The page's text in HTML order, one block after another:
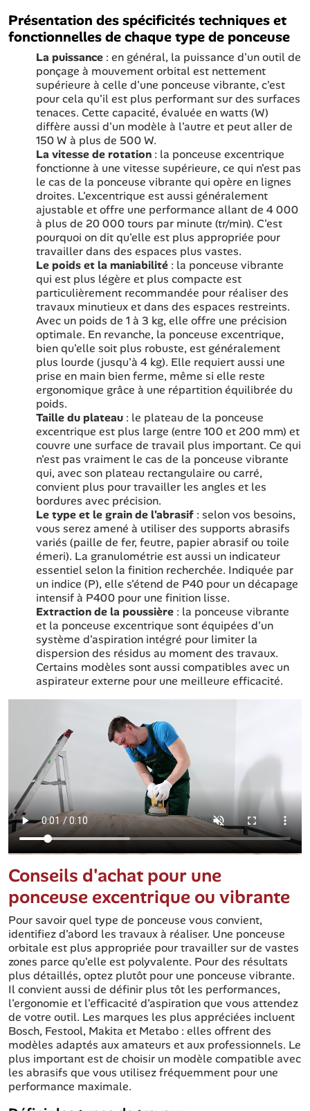
Présentation des spécificités techniques et
fonctionnelles de chaque type de ponceuse
La puissance : en général, la puissance d'un outil de
ponçage à mouvement orbital est nettement
supérieure à celle d'une ponceuse vibrante, c'est
pour cela qu'il est plus performant sur des surfaces
tenaces. Cette capacité, évaluée en watts (W)
diffère aussi d'un modèle à l'autre et peut aller de
150 W à plus de 500 W.
La vitesse de rotation : la ponceuse excentrique
fonctionne à une vitesse supérieure, ce qui n'est pas
le cas de la ponceuse vibrante qui opère en lignes
droites. L'excentrique est aussi généralement
ajustable et offre une performance allant de 4 000
à plus de 20 000 tours par minute (tr/min). C'est
pourquoi on dit qu'elle est plus appropriée pour
travailler dans des espaces plus vastes.
Le poids et la maniabilité : la ponceuse vibrante
qui est plus légère et plus compacte est
particulièrement recommandée pour réaliser des
travaux minutieux et dans des espaces restreints.
Avec un poids de 1 à 3 kg, elle offre une précision
optimale. En revanche, la ponceuse excentrique,
bien qu'elle soit plus robuste, est généralement
plus lourde (jusqu'à 4 kg). Elle requiert aussi une
prise en main bien ferme, même si elle reste
ergonomique grâce à une répartition équilibrée du
poids.
Taille du plateau : le plateau de la ponceuse
excentrique est plus large (entre 100 et 200 mm) et
couvre une surface de travail plus important. Ce qui
n'est pas vraiment le cas de la ponceuse vibrante
qui, avec son plateau rectangulaire ou carré,
convient plus pour travailler les angles et les
bordures avec précision.
Le type et le grain de l'abrasif : selon vos besoins,
vous serez amené à utiliser des supports abrasifs
variés (paille de fer, feutre, papier abrasif ou toile
émeri). La granulométrie est aussi un indicateur
essentiel selon la finition recherchée. Indiquée par
un indice (P), elle s'étend de P40 pour un décapage
intensif à P400 pour une finition lisse.
Extraction de la poussière : la ponceuse vibrante
et la ponceuse excentrique sont équipées d'un
système d'aspiration intégré pour limiter la
dispersion des résidus au moment des travaux.
Certains modèles sont aussi compatibles avec un
aspirateur externe pour une meilleure efficacité.
Conseils d'achat pour une
ponceuse excentrique ou vibrante
Pour savoir quel type de ponceuse vous convient,
identifiez d'abord les travaux à réaliser. Une ponceuse
orbitale est plus appropriée pour travailler sur de vastes
zones parce qu'elle est polyvalente. Pour des résultats
plus détaillés, optez plutôt pour une ponceuse vibrante.
Il convient aussi de définir plus tôt les performances,
l'ergonomie et l'efficacité d'aspiration que vous attendez
de votre outil. Les marques les plus appréciées incluent
Bosch, Festool, Makita et Metabo : elles offrent des
modèles adaptés aux amateurs et aux professionnels. Le
plus important est de choisir un modèle compatible avec
les abrasifs que vous utilisez fréquemment pour une
performance maximale.